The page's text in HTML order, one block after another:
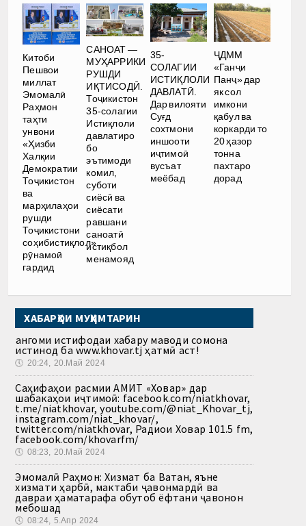
Китоби
Пешвои
миллат
Эмомалӣ
Раҳмон
таҳти
унвони
«Ҳизби
Халқии
Демократии
Тоҷикистон
ва
марҳилаҳои
рушди
Тоҷикистони
соҳибистиқлол»
рӯнамоӣ
гардид
САНОАТ —
МУҲАРРИКИ
РУШДИ
ИҚТИСОДӢ.
Тоҷикистон
35-солагии
Истиқлоли
давлатиро
бо
эътимоди
комил,
суботи
сиёсӣ ва
сиёсати
равшани
саноатӣ
истиқбол
менамояд
35-
СОЛАГИИ
ИСТИҚЛОЛИ
ДАВЛАТӢ.
Дар вилояти
Суғд
сохтмони
иншооти
иҷтимоӣ
вусъат
меёбад
ҶДММ
«Ганҷи
Панҷ» дар
як сол
имкони
қабул ва
коркарди то
20 ҳазор
тонна
пахтаро
дорад
ХАБАРҲОИ МУҲИМТАРИН
Ҳангоми истифодаи хабару маводи сомона
истинод ба www.khovar.tj ҳатмӣ аст!
🕔 20:24, 20.Май 2024
Саҳифаҳои расмии АМИТ «Ховар» дар
шабакаҳои иҷтимоӣ: facebook.com/niatkhovar,
t.me/niatkhovar, youtube.com/@niat_Khovar_tj,
instagram.com/niat_khovar/,
twitter.com/niatkhovar, Радиои Ховар 101.5 fm,
facebook.com/khovarfm/
🕔 08:23, 20.Май 2024
Эмомалӣ Раҳмон: Хизмат ба Ватан, яъне
хизмати ҳарбӣ, мактаби ҷавонмардӣ ва
давраи ҳаматарафа обутоб ёфтани ҷавонон
мебошад
🕔 08:24, 5.Апр 2024